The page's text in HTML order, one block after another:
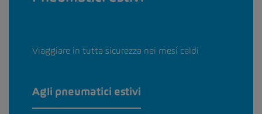
Viaggiare in tutta sicurezza nei mesi caldi
Agli pneumatici estivi